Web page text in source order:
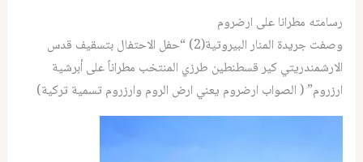
رسامته مطرانا على ارضروم
وصفت جريدة المنار البيروتية(2) “حفل الاحتفال بتسقيف قدس
الارشمندريتي كير قسطنطين طرزي المنتخب مطراناً على أبرشية
ارزروم” ( الصواب ارضروم يعني ارض الروم وارزروم تسمية تركية)